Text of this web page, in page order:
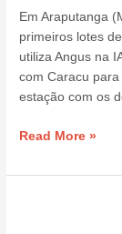
Em Araputanga
primeiros lotes
utiliza Angus na
com Caracu
estação com os
Read More »